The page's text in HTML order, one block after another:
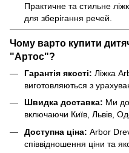
Практичне та стильне
для зберігання речей.
Чому варто купити
"Артос"?
Гарантія якості: Ліжка
виготовляються з
Швидка доставка: Ми
включаючи Київ, Львів,
Доступна ціна: Arbor
співвідношення ціни та